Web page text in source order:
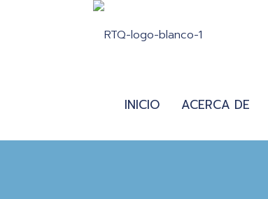
INICIO ACERCA DE